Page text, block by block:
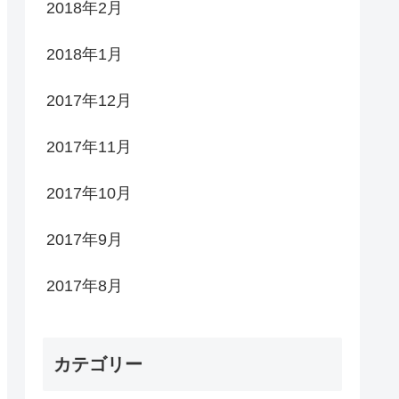
2018年2月
2018年1月
2017年12月
2017年11月
2017年10月
2017年9月
2017年8月
カテゴリー